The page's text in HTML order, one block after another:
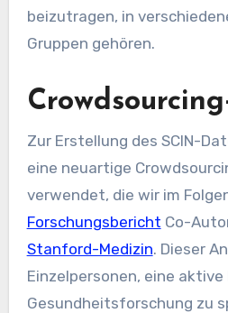
beizutragen, in
Gruppen gehören.
Zur Erstellung des SCIN-
eine neuartige
verwendet, die wir im
Forschungsbericht Co-
Stanford-Medizin. Dieser
Einzelpersonen, eine aktive
Gesundheitsforschung zu